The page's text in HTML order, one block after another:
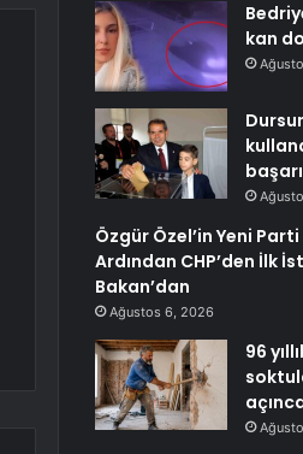
kan
Özgür Özel’in Yeni Parti
Ardından CHP’den İlk
Bakan’dan
Ağustos 6, 2026
96